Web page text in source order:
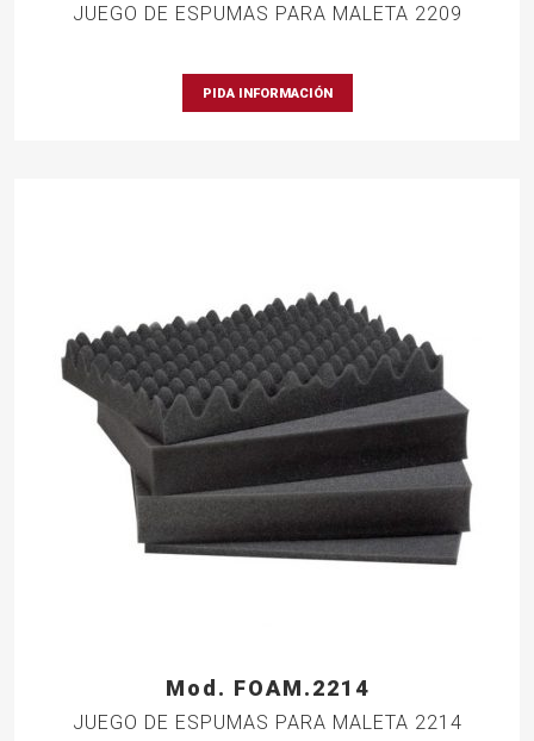
JUEGO DE ESPUMAS PARA MALETA 2209
PIDA INFORMACIÓN
Mod. FOAM.2214
JUEGO DE ESPUMAS PARA MALETA 2214